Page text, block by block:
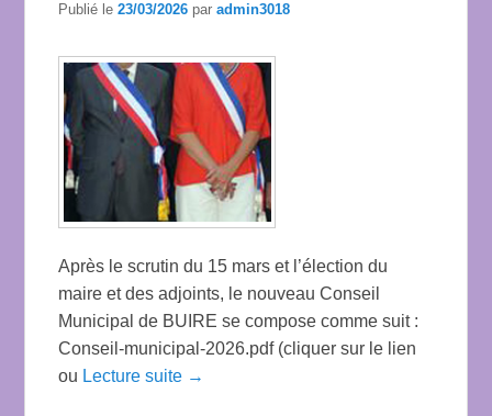
Publié le23/03/2026 paradmin3018
Après le scrutin du 15 mars et l’élection du
maire et des adjoints, le nouveau Conseil
Municipal de BUIRE se compose comme suit :
Conseil-municipal-2026.pdf (cliquer sur le lien
ou Lecture suite →